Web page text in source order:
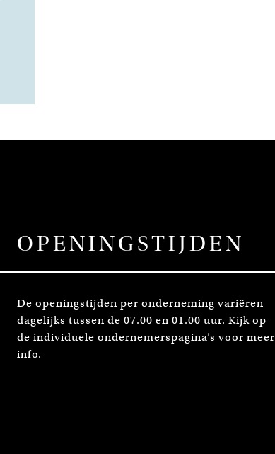
OPENINGSTIJDEN
De openingstijden per onderneming variëren
dagelijks tussen de 07.00 en 01.00 uur. Kijk op
de individuele ondernemerspagina’s voor meer
info.